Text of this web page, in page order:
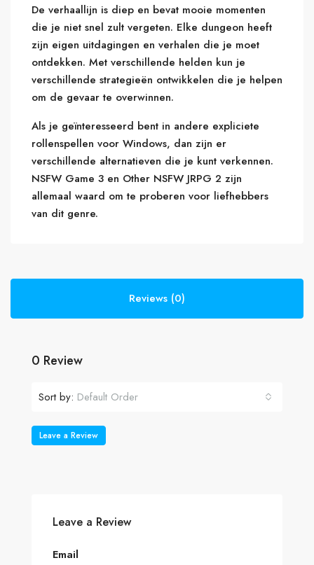
De verhaallijn is diep en bevat mooie momenten
die je niet snel zult vergeten. Elke dungeon heeft
zijn eigen uitdagingen en verhalen die je moet
ontdekken. Met verschillende helden kun je
verschillende strategieën ontwikkelen die je helpen
om de gevaar te overwinnen.
Als je geïnteresseerd bent in andere expliciete
rollenspellen voor Windows, dan zijn er
verschillende alternatieven die je kunt verkennen.
NSFW Game 3 en Other NSFW JRPG 2 zijn
allemaal waard om te proberen voor liefhebbers
van dit genre.
Reviews (0)
0 Review
Sort by: Default Order
Leave a Review
Leave a Review
Email